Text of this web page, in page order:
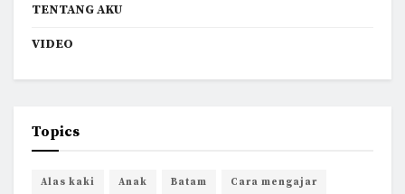
TENTANG AKU
VIDEO
Topics
Alas kaki Anak Batam Cara mengajar